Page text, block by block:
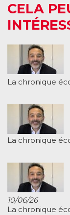
CELA
La chronique
La chronique
10/06/26
La chronique